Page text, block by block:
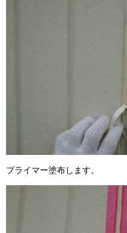
プライマー塗布します。